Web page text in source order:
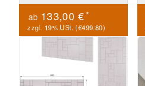
ab 133,00 €*
zzgl. 19% USt. (€499.80)